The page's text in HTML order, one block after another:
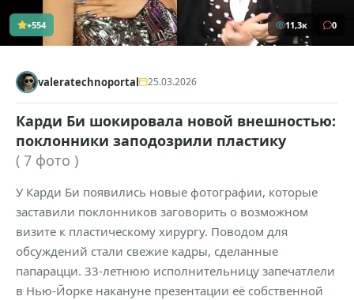
+554 11,3к 0
valeratechnoportal 25.03.2026
Карди Би шокировала новой внешностью:
поклонники заподозрили пластику
( 7 фото )
У Карди Би появились новые фотографии, которые
заставили поклонников заговорить о возможном
визите к пластическому хирургу. Поводом для
обсуждений стали свежие кадры, сделанные
папарацци. 33-летнюю исполнительницу запечатлели
в Нью-Йорке накануне презентации её собственной